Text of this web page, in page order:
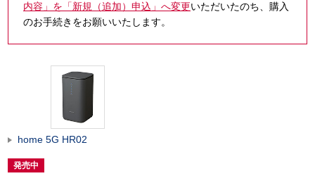
内容」を「新規（追加）申込」へ変更いただいたのち、購入
のお手続きをお願いいたします。
home 5G HR02
発売中